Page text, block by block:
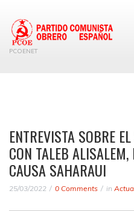
PCOENET
ENTREVISTA SOBRE
CON TALEB
CAUSA SAHARAUI
25/03/2022 0 Comments in